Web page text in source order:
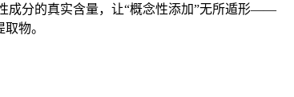
成分的真实含量，让“概念性添加”无所遁形——
物。